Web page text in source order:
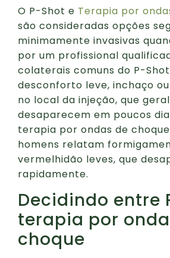
O P-Shot e Terapia por
são consideradas opções
minimamente invasivas
por um profissional
colaterais comuns do P-
desconforto leve, inchaço
no local da injeção, que
desaparecem em poucos
terapia por ondas de
homens relatam
vermelhidão leves, que
rapidamente.
Decidindo entre
terapia por
choque